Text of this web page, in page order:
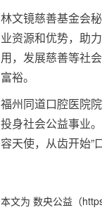
林文镜慈善基金会
业资源和优势，助
用，发展慈善等社
富裕。
福州同道口腔医院
投身社会公益事业
容天使，从齿开始”
本文为 数央公益（